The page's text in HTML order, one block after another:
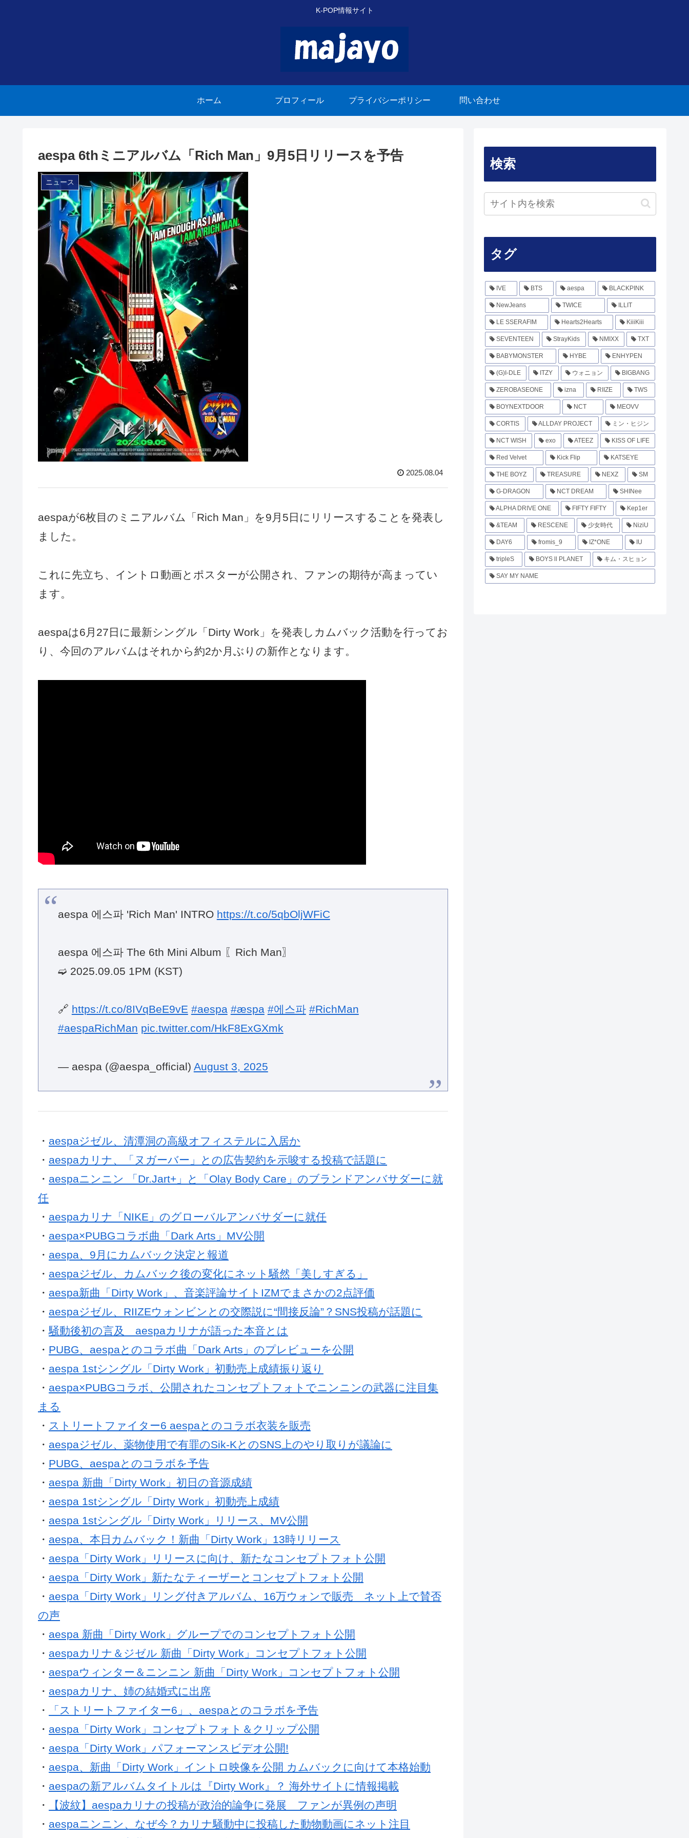
K-POP情報サイト
ホーム プロフィール プライバシーポリシー 問い合わせ
aespa 6thミニアルバム「Rich Man」9月5日リリースを予告
ニュース
2025.08.04
aespaが6枚目のミニアルバム「Rich Man」を9月5日にリリースすることを発表し
ました。
これに先立ち、イントロ動画とポスターが公開され、ファンの期待が高まってい
ます。
aespaは6月27日に最新シングル「Dirty Work」を発表しカムバック活動を行ってお
り、今回のアルバムはそれから約2か月ぶりの新作となります。
aespa 에스파 'Rich Man' INTRO https://t.co/5qbOljWFiC
aespa 에스파 The 6th Mini Album 〖Rich Man〗
➫ 2025.09.05 1PM (KST)
🔗 https://t.co/8IVqBeE9vE #aespa #æspa #에스파 #RichMan
#aespaRichMan
pic.twitter.com/HkF8ExGXmk
— aespa (@aespa_official) August 3, 2025
aespaジゼル、清潭洞の高級オフィステルに入居か
aespaカリナ、「ヌガーバー」との広告契約を示唆する投稿で話題に
aespaニンニン 「Dr.Jart+」と「Olay Body Care」のブランドアンバサダーに就
任
aespaカリナ「NIKE」のグローバルアンバサダーに就任
aespa×PUBGコラボ曲「Dark Arts」MV公開
aespa、9月にカムバック決定と報道
aespaジゼル、カムバック後の変化にネット騒然「美しすぎる」
aespa新曲「Dirty Work」、音楽評論サイトIZMでまさかの2点評価
aespaジゼル、RIIZEウォンビンとの交際説に“間接反論”？SNS投稿が話題に
騒動後初の言及 aespaカリナが語った本音とは
PUBG、aespaとのコラボ曲「Dark Arts」のプレビューを公開
aespa 1stシングル「Dirty Work」初動売上成績振り返り
aespa×PUBGコラボ、公開されたコンセプトフォトでニンニンの武器に注目集
まる
ストリートファイター6 aespaとのコラボ衣装を販売
aespaジゼル、薬物使用で有罪のSik-KとのSNS上のやり取りが議論に
PUBG、aespaとのコラボを予告
aespa 新曲「Dirty Work」初日の音源成績
aespa 1stシングル「Dirty Work」初動売上成績
aespa 1stシングル「Dirty Work」リリース、MV公開
aespa、本日カムバック！新曲「Dirty Work」13時リリース
aespa「Dirty Work」リリースに向け、新たなコンセプトフォト公開
aespa「Dirty Work」新たなティーザーとコンセプトフォト公開
aespa「Dirty Work」リング付きアルバム、16万ウォンで販売 ネット上で賛否
の声
aespa 新曲「Dirty Work」グループでのコンセプトフォト公開
aespaカリナ＆ジゼル 新曲「Dirty Work」コンセプトフォト公開
aespaウィンター＆ニンニン 新曲「Dirty Work」コンセプトフォト公開
aespaカリナ、姉の結婚式に出席
「ストリートファイター6」、aespaとのコラボを予告
aespa「Dirty Work」コンセプトフォト＆クリップ公開
aespa「Dirty Work」パフォーマンスビデオ公開!
aespa、新曲「Dirty Work」イントロ映像を公開 カムバックに向けて本格始動
aespaの新アルバムタイトルは『Dirty Work』？ 海外サイトに情報掲載
【波紋】aespaカリナの投稿が政治的論争に発展 ファンが異例の声明
aespaニンニン、なぜ今？カリナ騒動中に投稿した動物動画にネット注目
検索
タグ
IVE BTS aespa BLACKPINK
NewJeans TWICE ILLIT
LE SSERAFIM Hearts2Hearts KiiiKiii
SEVENTEEN StrayKids NMIXX TXT
BABYMONSTER HYBE ENHYPEN
(G)I-DLE ITZY ウォニョン BIGBANG
ZEROBASEONE izna RIIZE TWS
BOYNEXTDOOR NCT MEOVV
CORTIS ALLDAY PROJECT ミン・ヒジン
NCT WISH exo ATEEZ KISS OF LIFE
Red Velvet Kick Flip KATSEYE
THE BOYZ TREASURE NEXZ SM
G-DRAGON NCT DREAM SHINee
ALPHA DRIVE ONE FIFTY FIFTY Kep1er
&TEAM RESCENE 少女時代 NiziU
DAY6 fromis_9 IZ*ONE IU
tripleS BOYS ll PLANET キム・スヒョン
SAY MY NAME